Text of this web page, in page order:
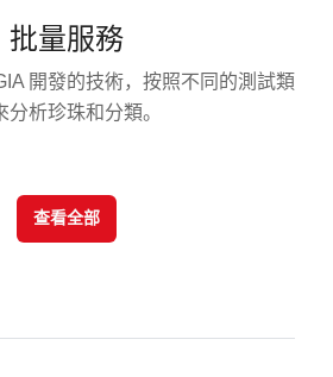
批量服務
開發的技術，按照不同的測試類
分析珍珠和分類。
查看全部